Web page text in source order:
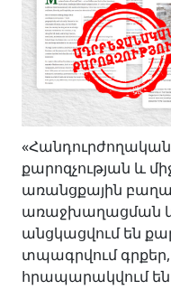
քարոզչության և
առանցքային
առաջխաղացման
անցկացվում են
տպագրվում
հրապարակվում են